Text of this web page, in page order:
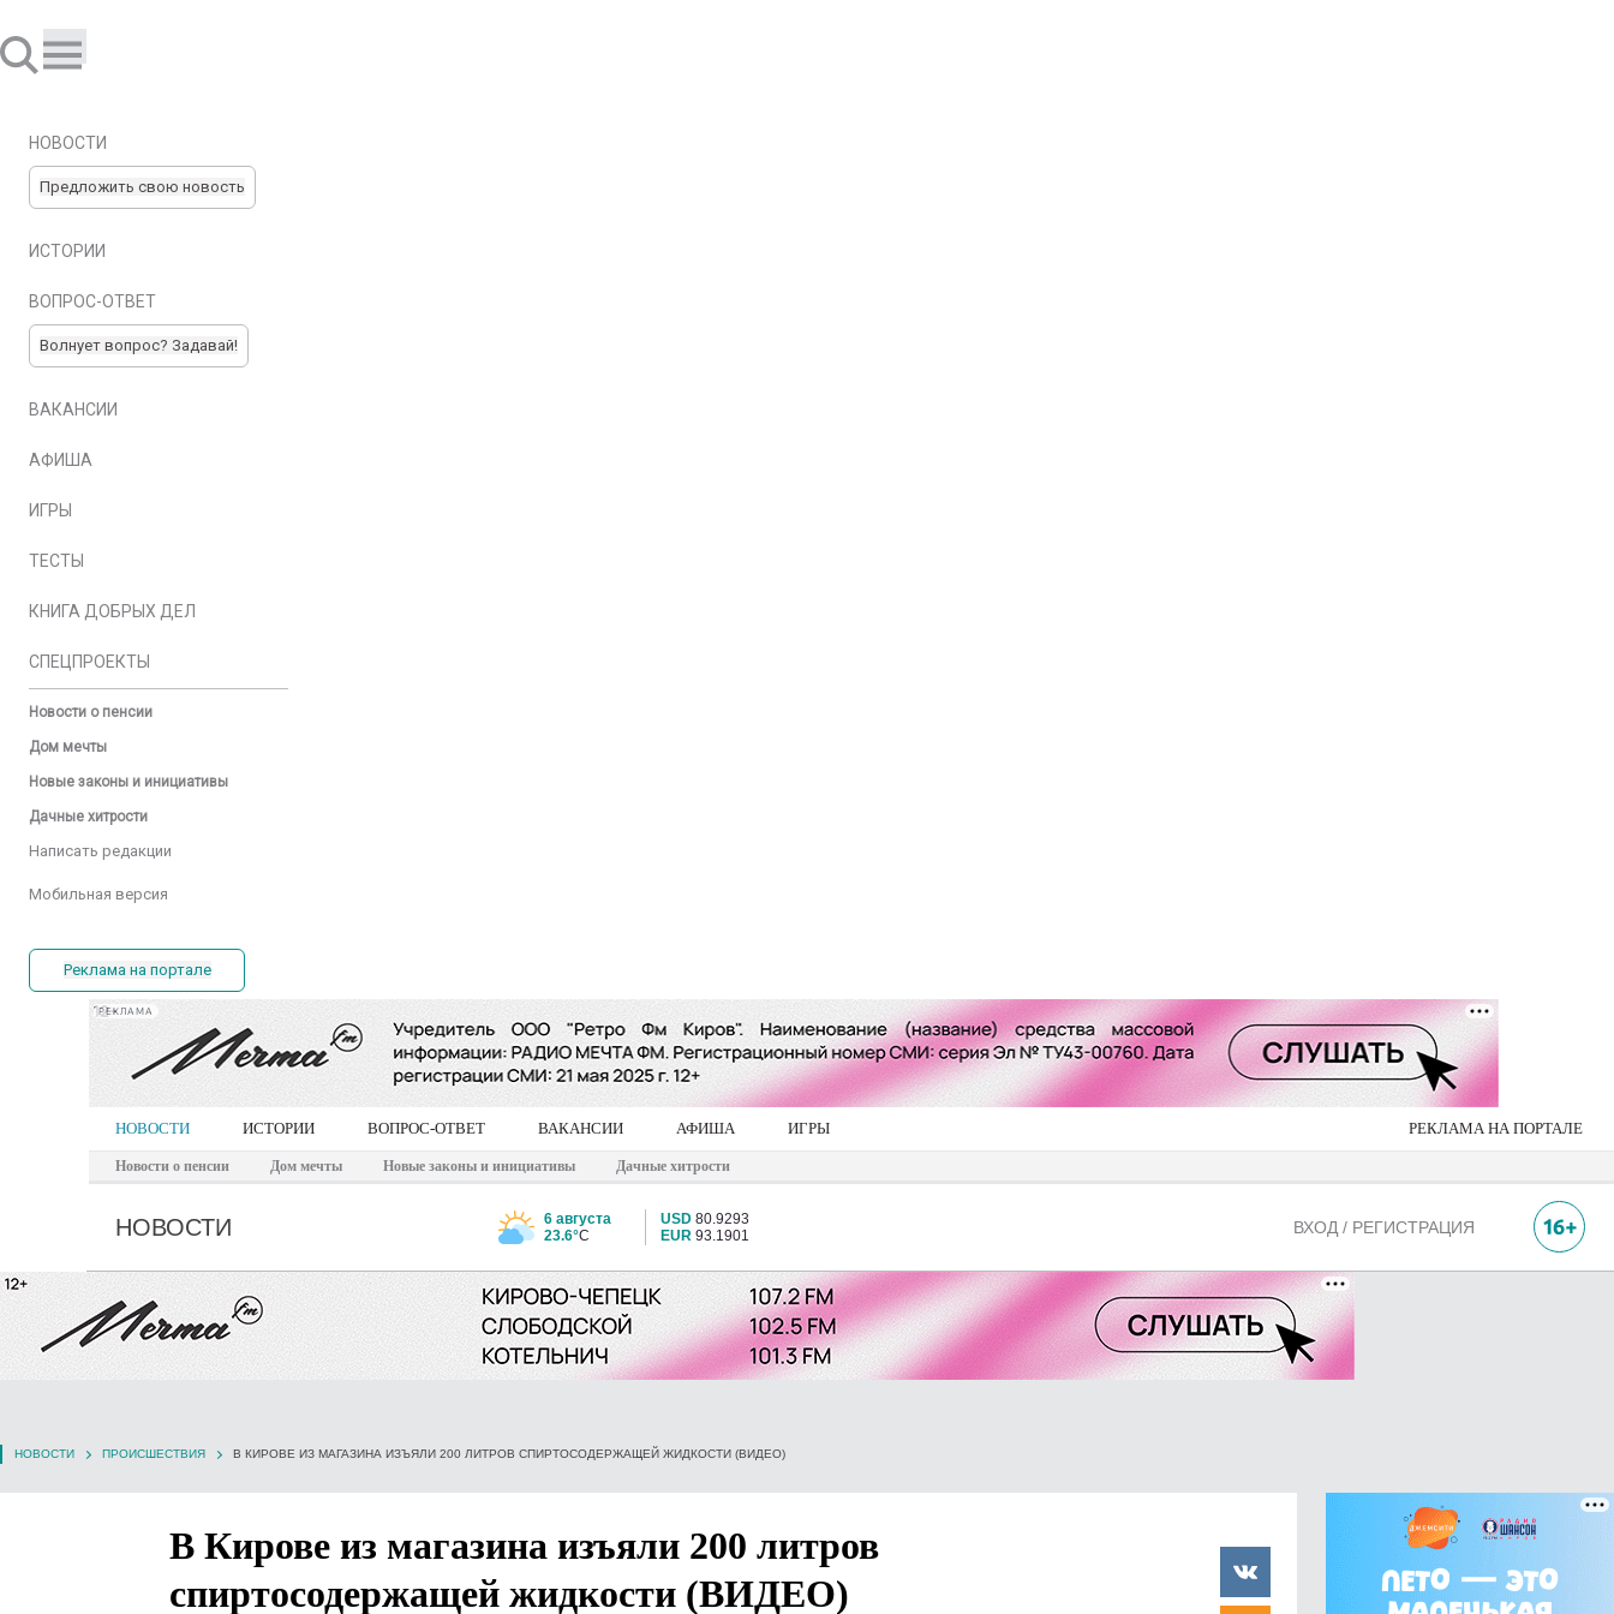
НОВОСТИ
Предложить свою новость
ИСТОРИИ
ВОПРОС-ОТВЕТ
Волнует вопрос? Задавай!
ВАКАНСИИ
АФИША
ИГРЫ
ТЕСТЫ
КНИГА ДОБРЫХ ДЕЛ
СПЕЦПРОЕКТЫ
Новости о пенсии
Дом мечты
Новые законы и инициативы
Дачные хитрости
Написать редакции
Мобильная версия
Реклама на портале
РЕКЛАМА
НОВОСТИ ИСТОРИИ ВОПРОС-ОТВЕТ ВАКАНСИИ АФИША ИГРЫ РЕКЛАМА НА ПОРТАЛЕ
Новости о пенсии Дом мечты Новые законы и инициативы Дачные хитрости
НОВОСТИ
6 августа
23.6°C
USD 80.9293
EUR 93.1901 ВХОД / РЕГИСТРАЦИЯ
НОВОСТИ ПРОИСШЕСТВИЯ В КИРОВЕ ИЗ МАГАЗИНА ИЗЪЯЛИ 200 ЛИТРОВ СПИРТОСОДЕРЖАЩЕЙ ЖИДКОСТИ (ВИДЕО)
В Кирове из магазина изъяли 200 литров
спиртосодержащей жидкости (ВИДЕО)